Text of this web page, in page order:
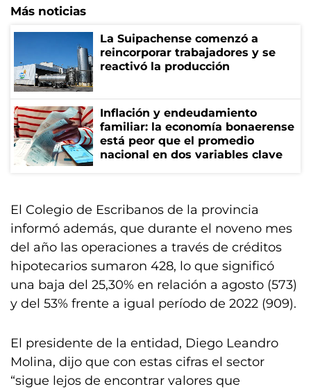
Más noticias
La Suipachense comenzó a
reincorporar trabajadores y se
reactivó la producción
Inflación y endeudamiento
familiar: la economía bonaerense
está peor que el promedio
nacional en dos variables clave
El Colegio de Escribanos de la provincia
informó además, que durante el noveno mes
del año las operaciones a través de créditos
hipotecarios sumaron 428, lo que significó
una baja del 25,30% en relación a agosto (573)
y del 53% frente a igual período de 2022 (909).
El presidente de la entidad, Diego Leandro
Molina, dijo que con estas cifras el sector
“sigue lejos de encontrar valores que